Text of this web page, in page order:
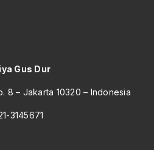
Gus Dur
8 – Jakarta 10320 – Indonesia
3145671